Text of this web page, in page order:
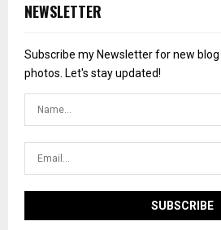
NEWSLETTER
Subscribe my Newsletter for new
photos. Let's stay updated!